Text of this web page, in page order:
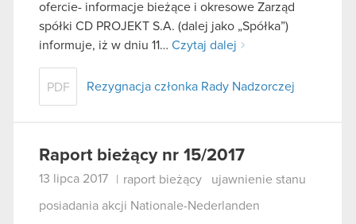
ofercie- informacje bieżące i okresowe Zarząd
spółki CD PROJEKT S.A. (dalej jako „Spółka”)
informuje, iż w dniu 11… Czytaj dalej
PDF Rezygnacja członka Rady Nadzorczej
Raport bieżący nr 15/2017
13 lipca 2017 raport bieżący ujawnienie stanu
posiadania akcji Nationale-Nederlanden